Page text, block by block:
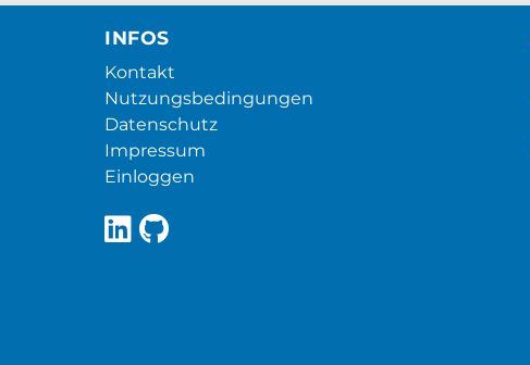
INFOS
Kontakt
Nutzungsbedingungen
Datenschutz
Impressum
Einloggen